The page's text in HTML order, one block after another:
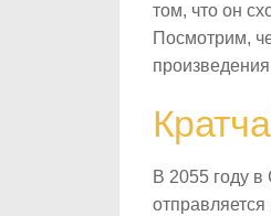
том, что он
Посмотрим,
В 2055 году